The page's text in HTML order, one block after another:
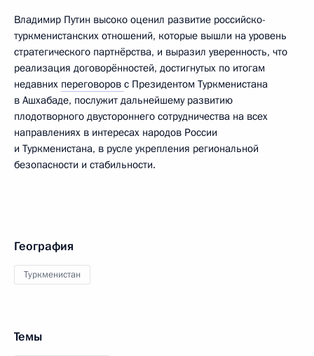
Владимир Путин высоко оценил развитие российско-
туркменистанских отношений, которые вышли на уровень
стратегического партнёрства, и выразил уверенность, что
реализация договорённостей, достигнутых по итогам
недавних переговоров с Президентом Туркменистана
в Ашхабаде, послужит дальнейшему развитию
плодотворного двустороннего сотрудничества на всех
направлениях в интересах народов России
и Туркменистана, в русле укрепления региональной
безопасности и стабильности.
География
Туркменистан
Темы